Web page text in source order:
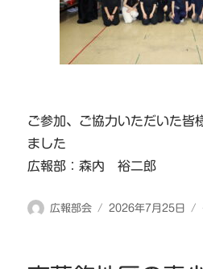
ご参加、ご協力いただいた皆
ました
広報部：森内 裕二郎
投
広報部会
投
2026年7月25日